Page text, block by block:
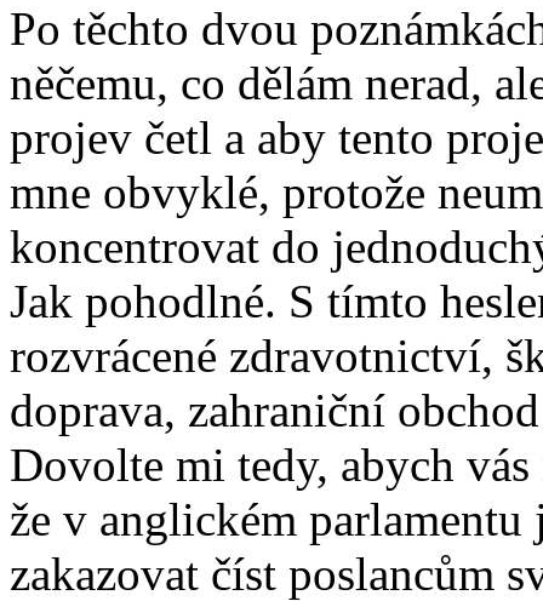
Po těchto dvou
něčemu, co dělám nerad,
projev četl a aby tento
mne obvyklé, protože
koncentrovat do
Jak pohodlné. S tímto
rozvrácené zdravotnictví,
doprava, zahraniční
Dovolte mi tedy, abych
že v anglickém
zakazovat číst poslancům